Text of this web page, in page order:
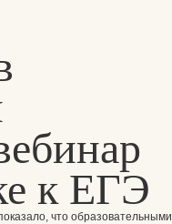
к ЕГЭ
что образовательными